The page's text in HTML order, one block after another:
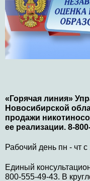
«Горячая линия»
Новосибирской
продажи
ее реализации. 8-
Рабочий день пн - чт
Единый
800-555-49-43. В